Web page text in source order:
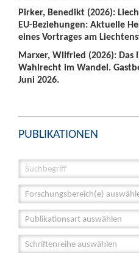
Pirker, Benedikt (2026):
EU-Beziehungen: Aktuelle
eines Vortrages am
Marxer, Wilfried (2026): Das
Wahlrecht im Wandel.
Juni 2026.
PUBLIKATIONEN
Forschungsbereich(e)
Publikationsart auswählen
Schriftenreihe auswählen